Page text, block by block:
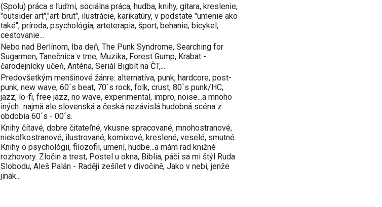
(Spolu) práca s ľuďmi, sociálna práca, hudba, knihy, gitara, kreslenie,
"outsider art","art-brut", ilustrácie, karikatúry, v podstate "umenie ako
také", príroda, psychológia, arteterapia, šport, behanie, bicykel,
cestovanie...
Nebo nad Berlínom, Iba deň, The Punk Syndrome, Searching for
Sugarmen, Tanečnica v tme, Muzika, Forest Gump, Krabat -
čarodejnícky učeň, Anténa, Seriál Bigbít na ČT,...
Predovšetkým menšinové žánre: alternatíva, punk, hardcore, post-
punk, new wave, 60´s beat, 70´s rock, folk, crust, 80´s punk/HC,
jazz, lo-fi, free jazz, no wave, experimental, impro, noise...a mnoho
iných...najmä ale slovenská a česká nezávislá hudobná scéna z
obdobia 60´s - 00´s.
Knihy čítavé, dobre čitateľné, vkusne spracované, mnohostranové,
niekoľkostranové, ilustrované, komixové, kreslené, veselé, smutné.
Knihy o psychológii, filozofii, umení, hudbe...a mám rad knižné
rozhovory. Zločin a trest, Postel u okna, Biblia, páči sa mi štýl Ruda
Slobodu, Aleš Palán - Raději zešílet v divočině, Jako v nebi, jenže
jinak...